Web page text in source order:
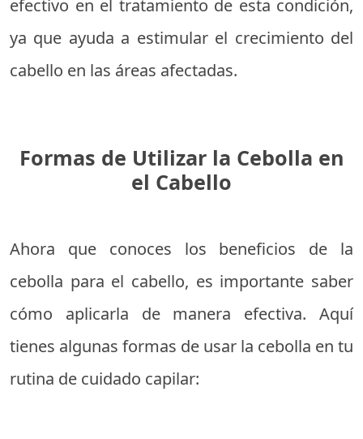
efectivo en el tratamiento de esta condición,
ya que ayuda a estimular el crecimiento del
cabello en las áreas afectadas.
Formas de Utilizar la Cebolla en
el Cabello
Ahora que conoces los beneficios de la
cebolla para el cabello, es importante saber
cómo aplicarla de manera efectiva. Aquí
tienes algunas formas de usar la cebolla en tu
rutina de cuidado capilar: